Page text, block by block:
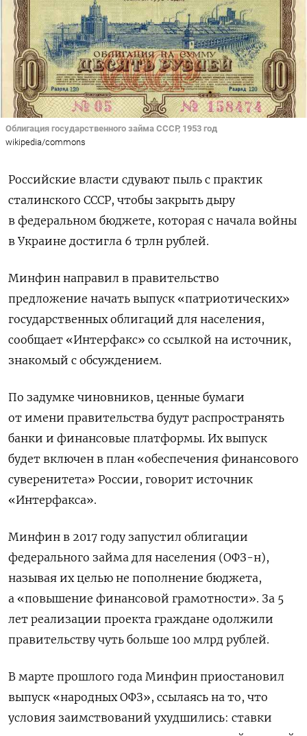
Облигация государственного займа СССР, 1953 год
wikipedia/commons
Российские власти сдувают пыль с практик
сталинского СССР, чтобы закрыть дыру
в федеральном бюджете, которая с начала войны
в Украине достигла 6 трлн рублей.
Минфин направил в правительство
предложение начать выпуск «патриотических»
государственных облигаций для населения,
сообщает «Интерфакс» со ссылкой на источник,
знакомый с обсуждением.
По задумке чиновников, ценные бумаги
от имени правительства будут распространять
банки и финансовые платформы. Их выпуск
будет включен в план «обеспечения финансового
суверенитета» России, говорит источник
«Интерфакса».
Минфин в 2017 году запустил облигации
федерального займа для населения (ОФЗ-н),
называя их целью не пополнение бюджета,
а «повышение финансовой грамотности». За 5
лет реализации проекта граждане одолжили
правительству чуть больше 100 млрд рублей.
В марте прошлого года Минфин приостановил
выпуск «народных ОФЗ», ссылаясь на то, что
условия заимствований ухудшились: ставки